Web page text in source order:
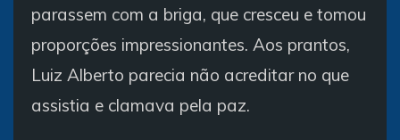
parassem com a briga, que cresceu e tomou
proporções impressionantes. Aos prantos,
Luiz Alberto parecia não acreditar no que
assistia e clamava pela paz.